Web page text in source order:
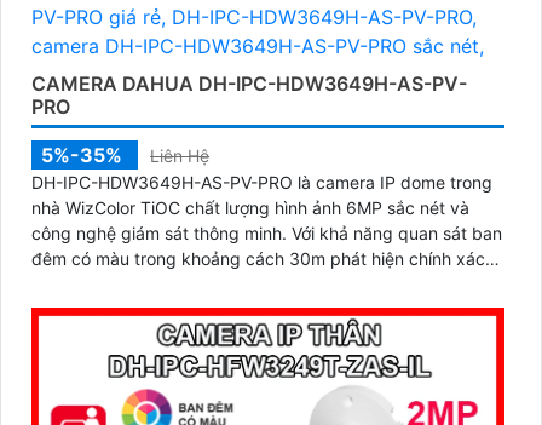
CAMERA DAHUA DH-IPC-HDW3649H-AS-PV-
PRO
5%-35%
Liên Hệ
DH-IPC-HDW3649H-AS-PV-PRO là camera IP dome trong
nhà WizColor TiOC chất lượng hình ảnh 6MP sắc nét và
công nghệ giám sát thông minh. Với khả năng quan sát ban
đêm có màu trong khoảng cách 30m phát hiện chính xác
đến 512GB camera đáp ứng mọi nhu cầu an ninh